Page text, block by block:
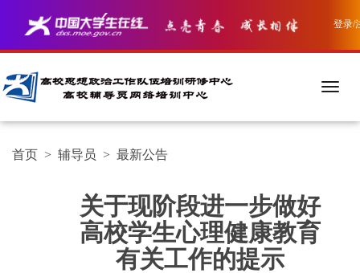
登录/
首页 > 辅导员 > 最新公告
关于现阶段进一步做好
高校学生心理健康教育
有关工作的提示